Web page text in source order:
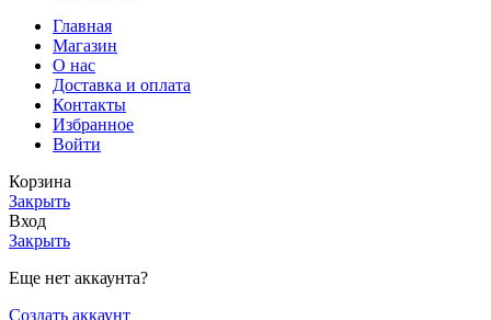
Главная
Магазин
О нас
Доставка и оплата
Контакты
Избранное
Войти
Корзина
Закрыть
Вход
Закрыть
Еще нет аккаунта?
Создать аккаунт